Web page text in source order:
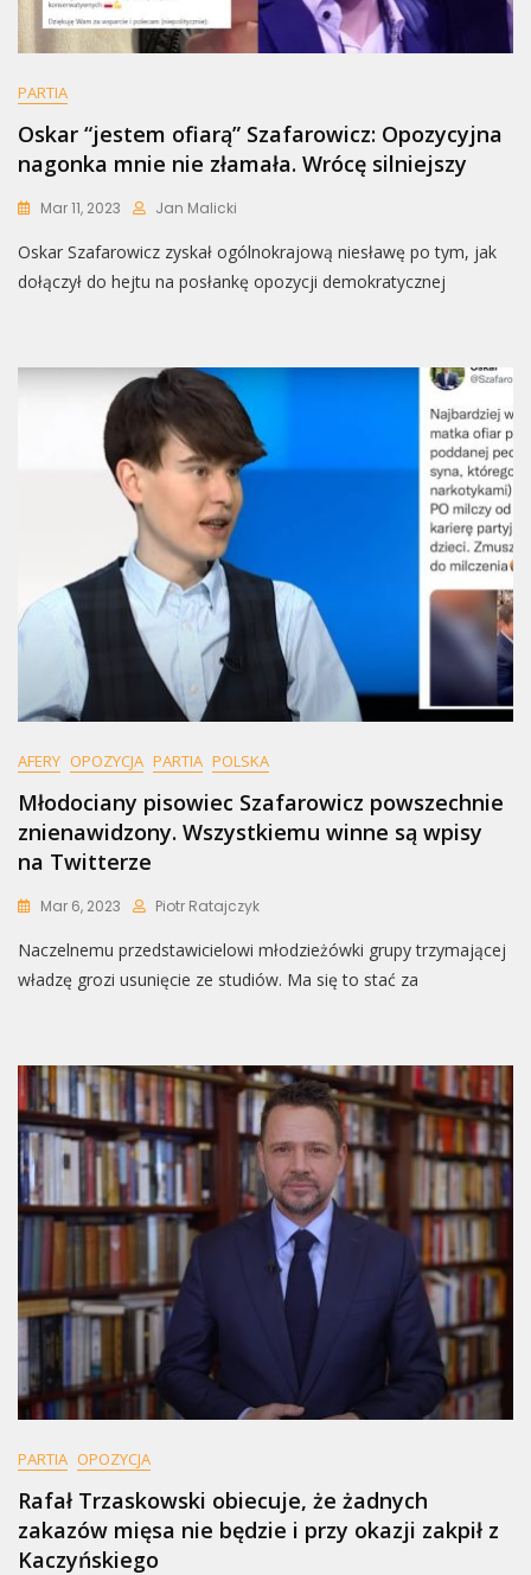
PARTIA
Oskar “jestem ofiarą” Szafarowicz: Opozycyjna
nagonka mnie nie złamała. Wrócę silniejszy
Mar 11, 2023 Jan Malicki
Oskar Szafarowicz zyskał ogólnokrajową niesławę po tym, jak
dołączył do hejtu na posłankę opozycji demokratycznej
AFERY OPOZYCJA PARTIA POLSKA
Młodociany pisowiec Szafarowicz powszechnie
znienawidzony. Wszystkiemu winne są wpisy
na Twitterze
Mar 6, 2023 Piotr Ratajczyk
Naczelnemu przedstawicielowi młodzieżówki grupy trzymającej
władzę grozi usunięcie ze studiów. Ma się to stać za
PARTIA OPOZYCJA
Rafał Trzaskowski obiecuje, że żadnych
zakazów mięsa nie będzie i przy okazji zakpił z
Kaczyńskiego